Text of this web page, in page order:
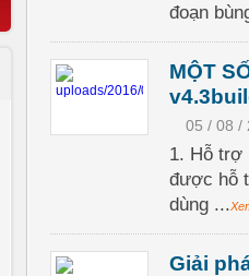
đoạn
MỘT
05 / 08 /
1. Hỗ trợ
được hỗ
dùng ...
Giải